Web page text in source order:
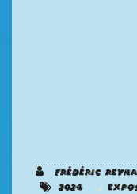
Frédéric
2024
,